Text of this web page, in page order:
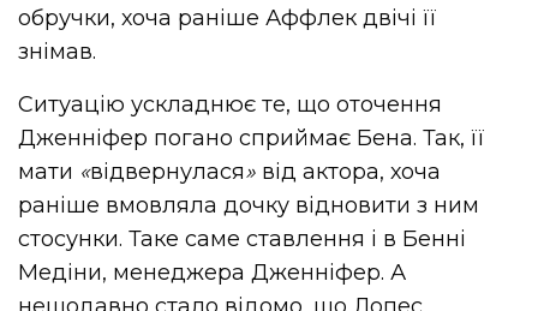
обручки, хоча раніше Аффлек двічі її
знімав.
Ситуацію ускладнює те, що оточення
Дженніфер погано сприймає Бена. Так, її
мати «відвернулася» від актора, хоча
раніше вмовляла дочку відновити з ним
стосунки. Таке саме ставлення і в Бенні
Медіни, менеджера Дженніфер. А